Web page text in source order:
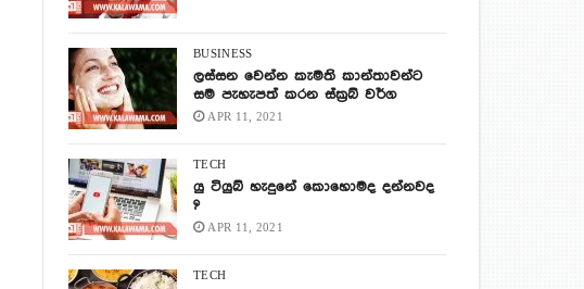
BUSINESS
ලස්සන වෙන්න කැමති කාන්තාවන්ට
සම පැහැපත් කරන ස්ක්‍රබ් වර්ග
APR 11, 2021
TECH
යු ටියුබ් හැදුනේ කොහොමද දන්නවද
?
APR 11, 2021
TECH